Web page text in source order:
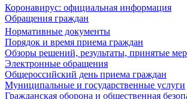
Коронавирус: официальная информация
Обращения граждан
Нормативные документы
Порядок и время приема граждан
Обзоры решений, результаты, принятые
Электронные обращения
Общероссийский день приема граждан
Муниципальные и государственные услуги
Гражданская оборона и общественная